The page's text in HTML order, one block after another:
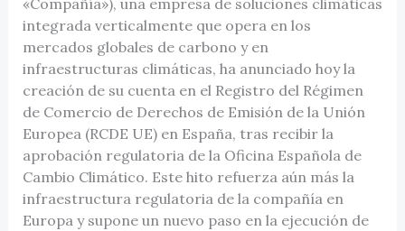
«Compañía»), una empresa de soluciones climáticas
integrada verticalmente que opera en los
mercados globales de carbono y en
infraestructuras climáticas, ha anunciado hoy la
creación de su cuenta en el Registro del Régimen
de Comercio de Derechos de Emisión de la Unión
Europea (RCDE UE) en España, tras recibir la
aprobación regulatoria de la Oficina Española de
Cambio Climático. Este hito refuerza aún más la
infraestructura regulatoria de la compañía en
Europa y supone un nuevo paso en la ejecución de